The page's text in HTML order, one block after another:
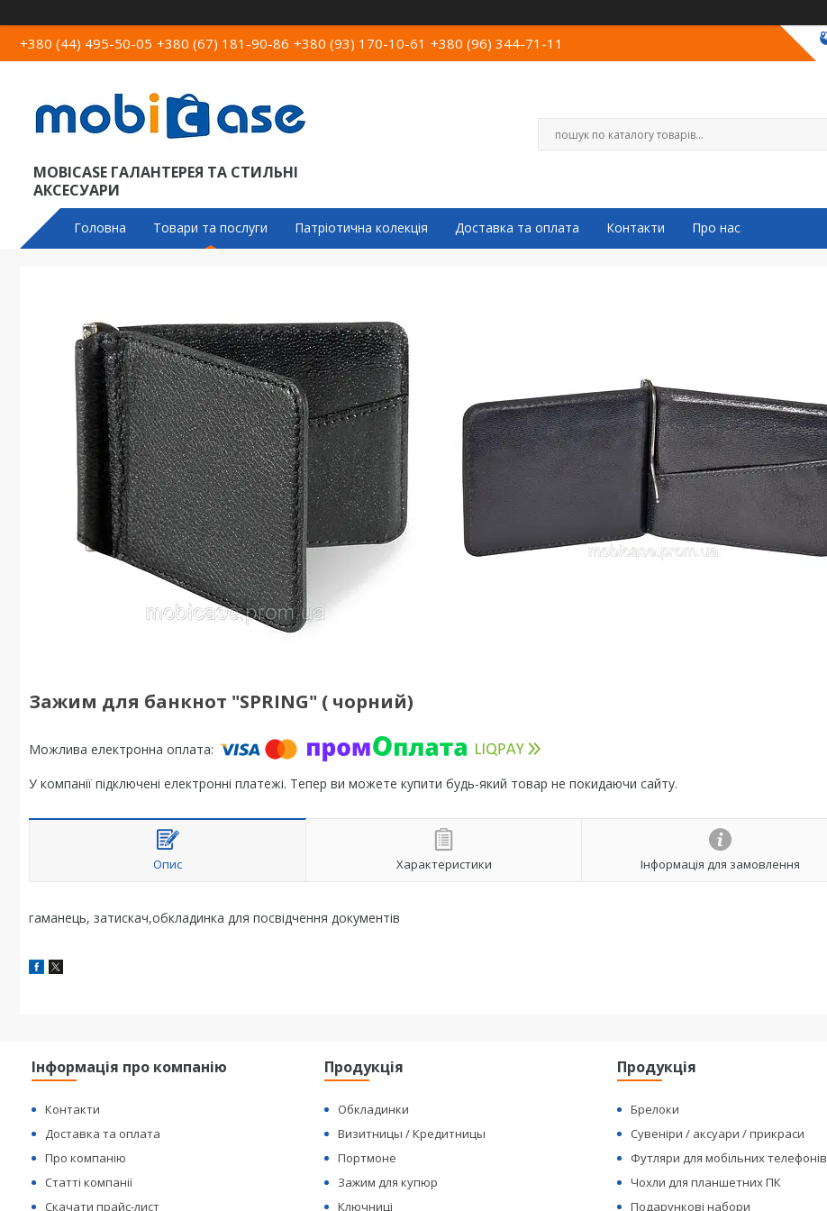
+380 (44) 495-50-05 +380 (67) 181-90-86 +380 (93) 170-10-61 +380 (96) 344-71-11
MOBICASE ГАЛАНТЕРЕЯ ТА СТИЛЬНІ
АКСЕСУАРИ
Головна Товари та послуги Патріотична колекція Доставка та оплата Контакти Про нас
Зажим для банкнот "SPRING" ( чорний)
У компанії підключені електронні платежі. Тепер ви можете купити будь-який товар не покидаючи сайту.
Опис Характеристики Інформація для замовлення
гаманець, затискач,обкладинка для посвідчення документів
Інформація про компанію
Контакти
Доставка та оплата
Про компанію
Статті компанії
Скачати прайс-лист
Продукція
Обкладинки
Визитницы / Кредитницы
Портмоне
Зажим для купюр
Ключниці
Продукція
Брелоки
Сувеніри / аксуари / прикраси
Футляри для мобільних телефонів
Чохли для планшетних ПК
Подарункові набори